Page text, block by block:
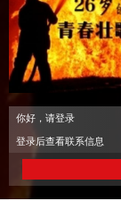
你好，请登录
登录后查看联系信息